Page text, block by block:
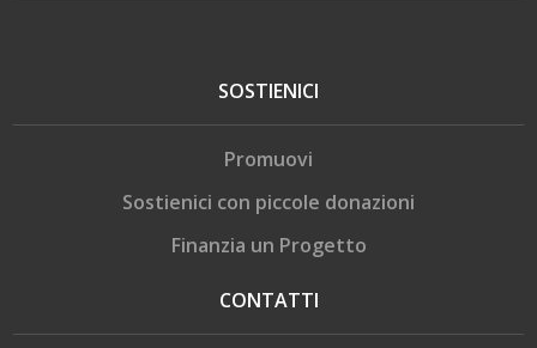
SOSTIENICI
Promuovi
Sostienici con piccole donazioni
Finanzia un Progetto
CONTATTI